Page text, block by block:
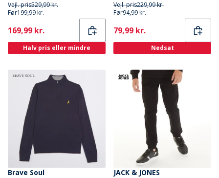
Vejl. pris529,99 kr.
Før199,99 kr.
Current
169,99 kr.
Halv pris eller mindre
Vejl. pris229,99 kr.
Før94,99 kr.
Current
79,99 kr.
Nedsat
Brave Soul
JACK & JONES